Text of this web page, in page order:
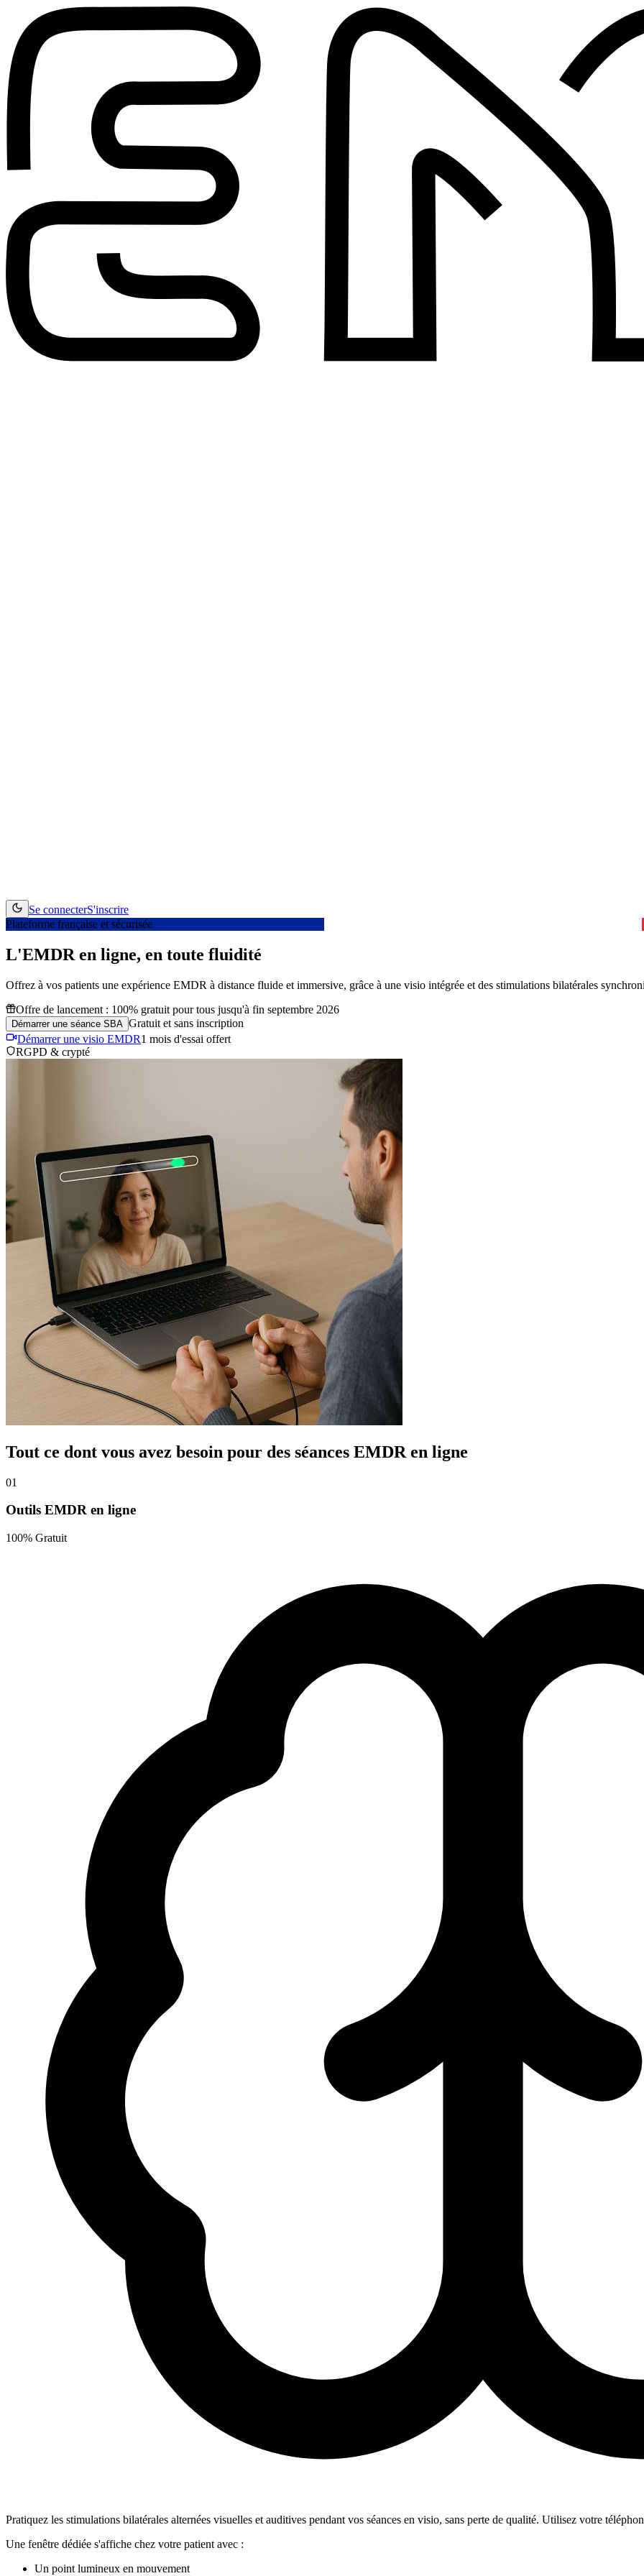
Se connecterS'inscrire
Plateforme française et sécurisée
L'EMDR en ligne, en toute fluidité
Offrez à vos patients une expérience EMDR à distance fluide et immersive, grâce à une visio intégrée et des stimulations bilatérales
Offre de lancement : 100% gratuit pour tous jusqu'à fin septembre 2026
Démarrer une séance SBA Gratuit et sans inscription
Démarrer une visio EMDR1 mois d'essai offert
RGPD & crypté
Tout ce dont vous avez besoin pour des séances EMDR en ligne
01
Outils EMDR en ligne
100% Gratuit
Pratiquez les stimulations bilatérales alternées visuelles et auditives pendant vos séances en visio, sans perte de qualité. Utilisez votre
Une fenêtre dédiée s'affiche chez votre patient avec :
Un point lumineux en mouvement